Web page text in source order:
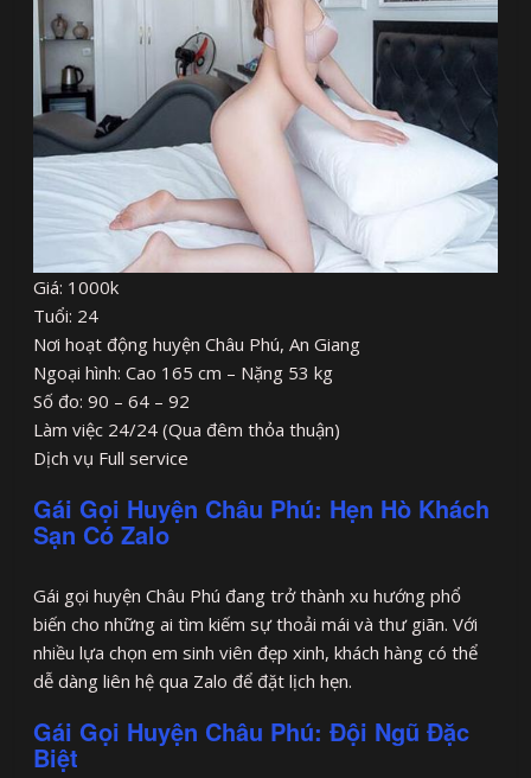
Giá: 1000k
Tuổi: 24
Nơi hoạt động huyện Châu Phú, An Giang
Ngoại hình: Cao 165 cm – Nặng 53 kg
Số đo: 90 – 64 – 92
Làm việc 24/24 (Qua đêm thỏa thuận)
Dịch vụ Full service
Gái Gọi Huyện Châu Phú: Hẹn Hò Khách
Sạn Có Zalo
Gái gọi huyện Châu Phú đang trở thành xu hướng phổ
biến cho những ai tìm kiếm sự thoải mái và thư giãn. Với
nhiều lựa chọn em sinh viên đẹp xinh, khách hàng có thể
dễ dàng liên hệ qua Zalo để đặt lịch hẹn.
Gái Gọi Huyện Châu Phú: Đội Ngũ Đặc
Biệt